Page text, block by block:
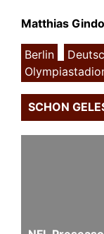
Matthias
Berlin
SCHON